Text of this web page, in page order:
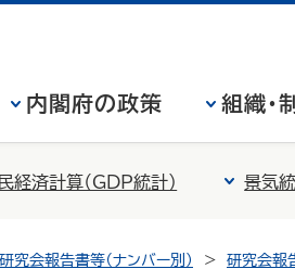
内閣府の政策 組織・
経済計算（GDP統計） 景気
研究会報告書等（ナンバー別） 研究会報